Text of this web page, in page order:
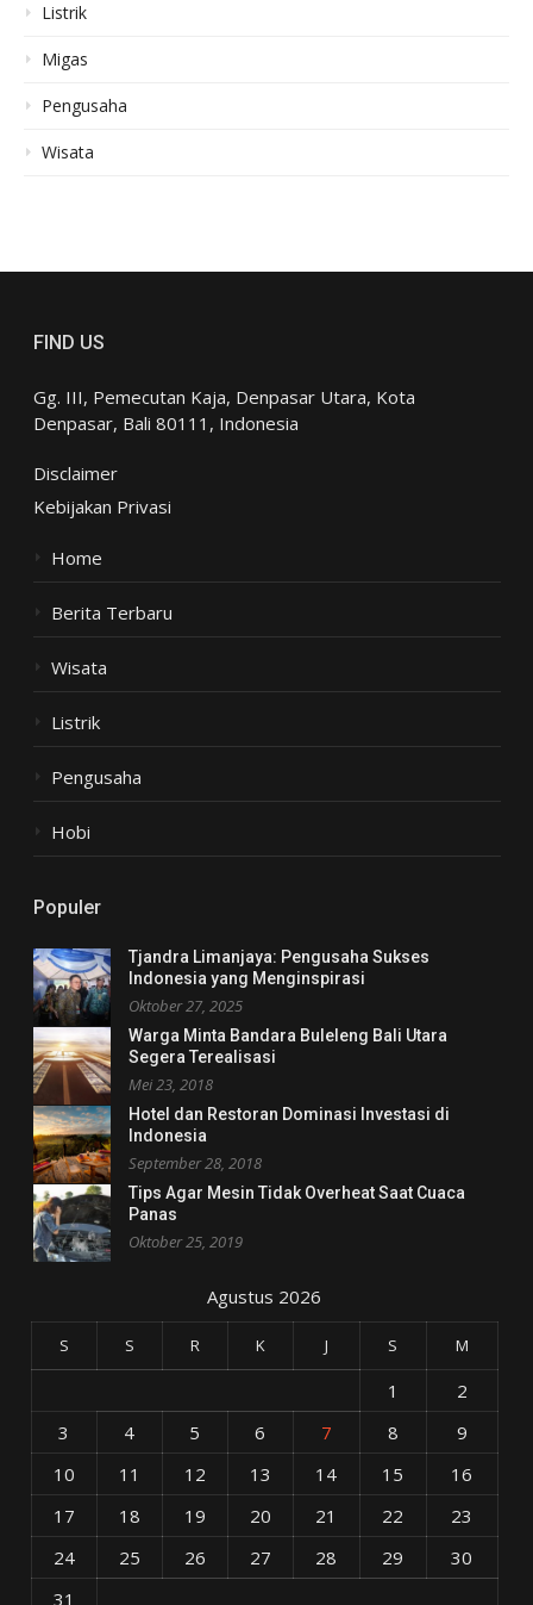
Listrik
Migas
Pengusaha
Wisata
FIND US
Gg. III, Pemecutan Kaja, Denpasar Utara, Kota
Denpasar, Bali 80111, Indonesia
Disclaimer
Kebijakan Privasi
Home
Berita Terbaru
Wisata
Listrik
Pengusaha
Hobi
Populer
Tjandra Limanjaya: Pengusaha Sukses
Indonesia yang Menginspirasi
Oktober 27, 2025
Warga Minta Bandara Buleleng Bali Utara
Segera Terealisasi
Mei 23, 2018
Hotel dan Restoran Dominasi Investasi di
Indonesia
September 28, 2018
Tips Agar Mesin Tidak Overheat Saat Cuaca
Panas
Oktober 25, 2019
Agustus 2026
S S R K J S M
1
2
3
4 5 6 7 8
9
10
11 12 13 14 15
16
17
18 19 20 21 22
23
24
25 26 27 28 29
30
31